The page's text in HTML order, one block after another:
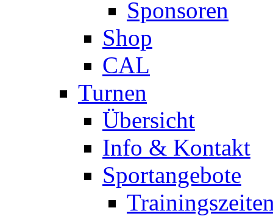
Sponsoren
Shop
CAL
Turnen
Übersicht
Info & Kontakt
Sportangebote